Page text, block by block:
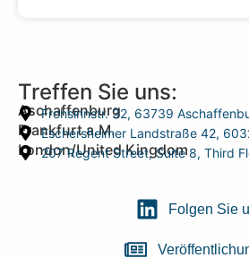
Treffen Sie uns:
Aschaffenburg
Frohsinnstr. 32, 63739
Frankfurt a.M.
Eschersheimer Landstraße 42,
London/United Kingdom
207 Regent Street, Suite 8, Third
Folgen Sie